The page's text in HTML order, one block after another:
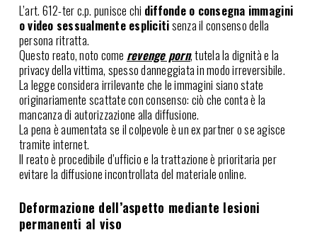
L’art. 612-ter c.p. punisce chi diffonde o consegna immagini
o video sessualmente esplicitisenza il consenso della
persona ritratta.
Questo reato, noto come revenge porn, tutela la dignità e la
privacy della vittima, spesso danneggiata in modo irreversibile.
La legge considera irrilevante che le immagini siano state
originariamente scattate con consenso: ciò che conta è la
mancanza di autorizzazione alla diffusione.
La pena è aumentata se il colpevole è un ex partner o se agisce
tramite internet.
Il reato è procedibile d’ufficio e la trattazione è prioritaria per
evitare la diffusione incontrollata del materiale online.
Deformazione dell’aspetto mediante lesioni
permanenti al viso